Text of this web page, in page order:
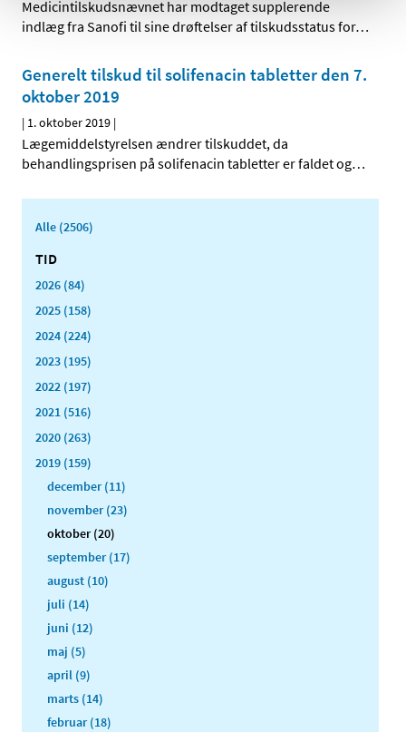
Medicintilskudsnævnet har modtaget supplerende
indlæg fra Sanofi til sine drøftelser af tilskudsstatus for…
Generelt tilskud til solifenacin tabletter den 7.
oktober 2019
| 1. oktober 2019 |
Lægemiddelstyrelsen ændrer tilskuddet, da
behandlingsprisen på solifenacin tabletter er faldet og…
Alle (2506)
TID
2026 (84)
2025 (158)
2024 (224)
2023 (195)
2022 (197)
2021 (516)
2020 (263)
2019 (159)
december (11)
november (23)
oktober (20)
september (17)
august (10)
juli (14)
juni (12)
maj (5)
april (9)
marts (14)
februar (18)